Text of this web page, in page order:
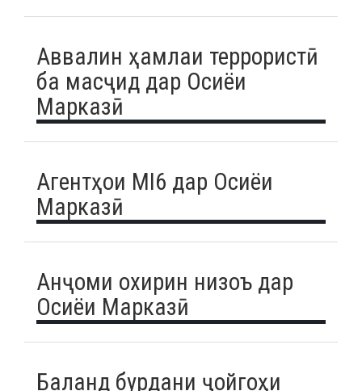
Аввалин ҳамлаи террористӣ
ба масҷид дар Осиёи
Марказӣ
Агентҳои MI6 дар Осиёи
Марказӣ
Анҷоми охирин низоъ дар
Осиёи Марказӣ
Баланд бурдани ҷойгоҳи